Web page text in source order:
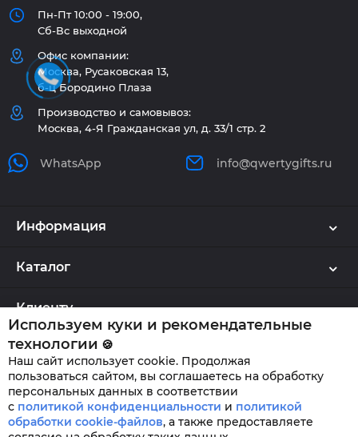
Пн-Пт 10:00 - 19:00,
Сб-Вс выходной
Офис компании:
Москва, Русаковская 13,
б-ц Бородино Плаза
Производство и самовывоз:
Москва, 4-Я Гражданская ул, д. 33/1 стр. 2
WhatsApp info@qwertygifts.ru
Информация
Каталог
Клиенту
QWERTYGIFTS © 2026
Используем куки и рекомендательные
технологии 🍪
Наш сайт использует cookie. Продолжая
пользоваться сайтом, вы соглашаетесь на обработку
персональных данных в соответствии
с политикой конфиденциальности и политикой
обработки cookie-файлов, а также предоставляете